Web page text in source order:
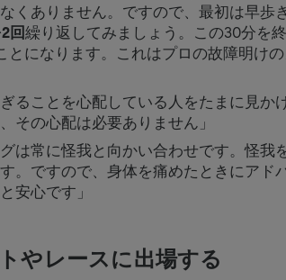
くありません。ですので、最初は早歩
回繰り返してみましょう。この30分を
とになります。これはプロの故障明け
ることを心配している人をたまに見か
その心配は必要ありません」
は常に怪我と向かい合わせです。怪我
。ですので、身体を痛めたときにアド
安心です」
やレースに出場する